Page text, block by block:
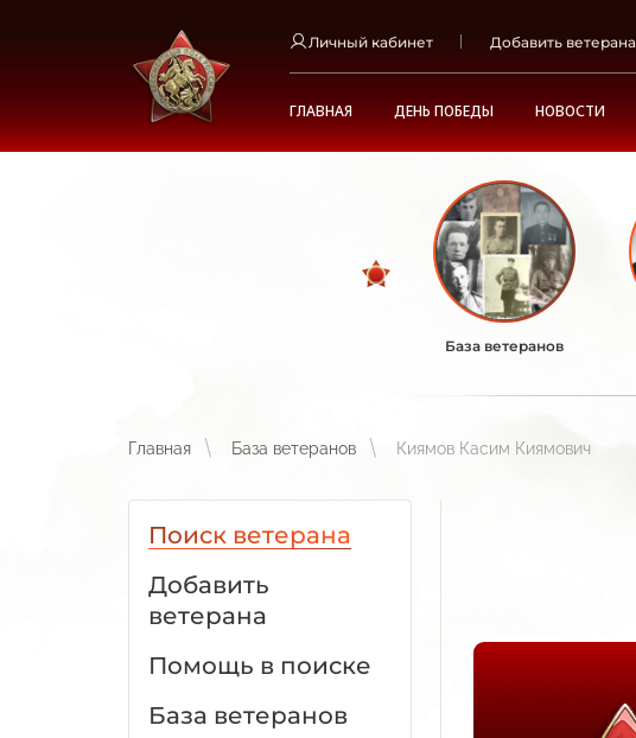
Личный кабинет Добавить ветерана
ГЛАВНАЯ ДЕНЬ ПОБЕДЫ НОВОСТИ
База ветеранов
Главная База ветеранов Киямов Касим Киямович
Поиск ветерана
Добавить
ветерана
Помощь в поиске
База ветеранов